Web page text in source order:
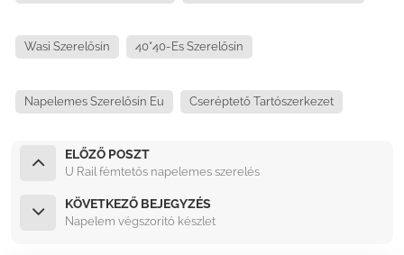
Wasi Szerelősín 40*40-Es Szerelősín
Napelemes Szerelősín Eu Cseréptető Tartószerkezet
ELŐZŐ POSZT
U Rail fémtetős napelemes szerelés
KÖVETKEZŐ BEJEGYZÉS
Napelem végszorító készlet